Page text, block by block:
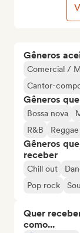
Gêneros
Comercial /
Cantor-
Gêneros
Bossa nova
R&B
Reggae
Gêneros
receber
Chill out
Pop rock
Quer
como...